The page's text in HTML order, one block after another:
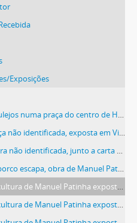
Exposições
numa praça do centro de Havana
identificada, exposta em Vila Nova de Famalicão
identificada, junto a carta de Manolo Mateos
escapa, obra de Manuel Patinha
de Manuel Patinha exposta no Ateneo de Ferrol
de Manuel Patinha exposta no Ateneo de Ferrol